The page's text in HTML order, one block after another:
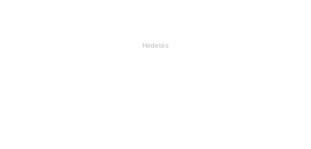
Hirdetés